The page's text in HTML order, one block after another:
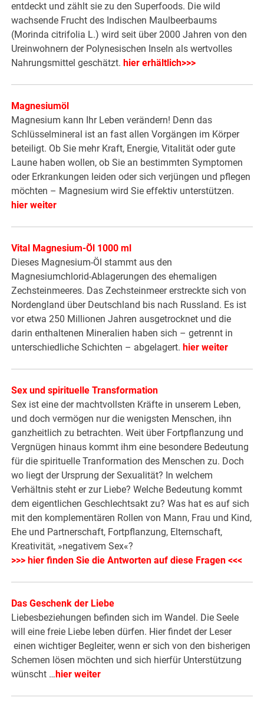
entdeckt und zählt sie zu den Superfoods. Die wild
wachsende Frucht des Indischen Maulbeerbaums
(Morinda citrifolia L.) wird seit über 2000 Jahren von den
Ureinwohnern der Polynesischen Inseln als wertvolles
Nahrungsmittel geschätzt. hier erhältlich>>>
Magnesiumöl
Magnesium kann Ihr Leben verändern! Denn das
Schlüsselmineral ist an fast allen Vorgängen im Körper
beteiligt. Ob Sie mehr Kraft, Energie, Vitalität oder gute
Laune haben wollen, ob Sie an bestimmten Symptomen
oder Erkrankungen leiden oder sich verjüngen und pflegen
möchten – Magnesium wird Sie effektiv unterstützen.
hier weiter
Vital Magnesium-Öl 1000 ml
Dieses Magnesium-Öl stammt aus den
Magnesiumchlorid-Ablagerungen des ehemaligen
Zechsteinmeeres. Das Zechsteinmeer erstreckte sich von
Nordengland über Deutschland bis nach Russland. Es ist
vor etwa 250 Millionen Jahren ausgetrocknet und die
darin enthaltenen Mineralien haben sich – getrennt in
unterschiedliche Schichten – abgelagert. hier weiter
Sex und spirituelle Transformation
Sex ist eine der machtvollsten Kräfte in unserem Leben,
und doch vermögen nur die wenigsten Menschen, ihn
ganzheitlich zu betrachten. Weit über Fortpflanzung und
Vergnügen hinaus kommt ihm eine besondere Bedeutung
für die spirituelle Tranformation des Menschen zu. Doch
wo liegt der Ursprung der Sexualität? In welchem
Verhältnis steht er zur Liebe? Welche Bedeutung kommt
dem eigentlichen Geschlechtsakt zu? Was hat es auf sich
mit den komplementären Rollen von Mann, Frau und Kind,
Ehe und Partnerschaft, Fortpflanzung, Elternschaft,
Kreativität, »negativem Sex«?
>>> hier finden Sie die Antworten auf diese Fragen <<<
Das Geschenk der Liebe
Liebesbeziehungen befinden sich im Wandel. Die Seele
will eine freie Liebe leben dürfen. Hier findet der Leser
einen wichtiger Begleiter, wenn er sich von den bisherigen
Schemen lösen möchten und sich hierfür Unterstützung
wünscht … hier weiter